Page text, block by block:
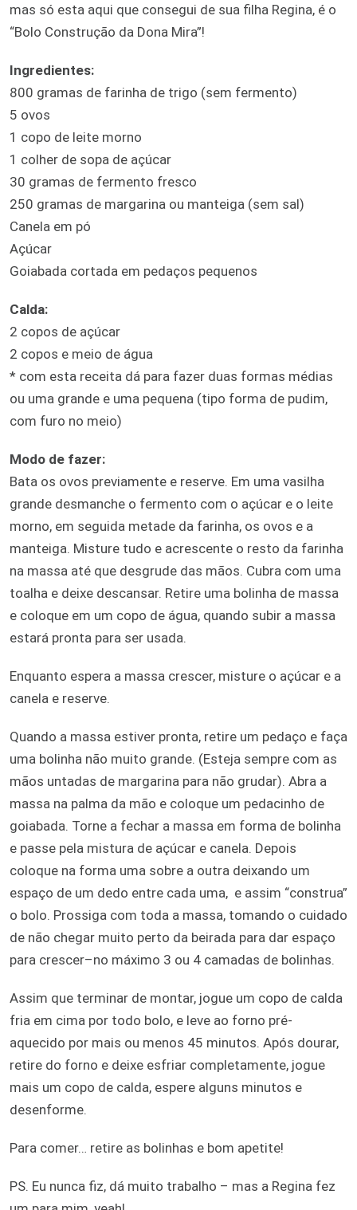
mas só esta aqui que consegui de sua filha Regina, é o
“Bolo Construção da Dona Mira”!
Ingredientes:
800 gramas de farinha de trigo (sem fermento)
5 ovos
1 copo de leite morno
1 colher de sopa de açúcar
30 gramas de fermento fresco
250 gramas de margarina ou manteiga (sem sal)
Canela em pó
Açúcar
Goiabada cortada em pedaços pequenos
Calda:
2 copos de açúcar
2 copos e meio de água
* com esta receita dá para fazer duas formas médias
ou uma grande e uma pequena (tipo forma de pudim,
com furo no meio)
Modo de fazer:
Bata os ovos previamente e reserve. Em uma vasilha
grande desmanche o fermento com o açúcar e o leite
morno, em seguida metade da farinha, os ovos e a
manteiga. Misture tudo e acrescente o resto da farinha
na massa até que desgrude das mãos. Cubra com uma
toalha e deixe descansar. Retire uma bolinha de massa
e coloque em um copo de água, quando subir a massa
estará pronta para ser usada.
Enquanto espera a massa crescer, misture o açúcar e a
canela e reserve.
Quando a massa estiver pronta, retire um pedaço e faça
uma bolinha não muito grande. (Esteja sempre com as
mãos untadas de margarina para não grudar). Abra a
massa na palma da mão e coloque um pedacinho de
goiabada. Torne a fechar a massa em forma de bolinha
e passe pela mistura de açúcar e canela. Depois
coloque na forma uma sobre a outra deixando um
espaço de um dedo entre cada uma, e assim “construa”
o bolo. Prossiga com toda a massa, tomando o cuidado
de não chegar muito perto da beirada para dar espaço
para crescer–no máximo 3 ou 4 camadas de bolinhas.
Assim que terminar de montar, jogue um copo de calda
fria em cima por todo bolo, e leve ao forno pré-
aquecido por mais ou menos 45 minutos. Após dourar,
retire do forno e deixe esfriar completamente, jogue
mais um copo de calda, espere alguns minutos e
desenforme.
Para comer… retire as bolinhas e bom apetite!
PS. Eu nunca fiz, dá muito trabalho – mas a Regina fez